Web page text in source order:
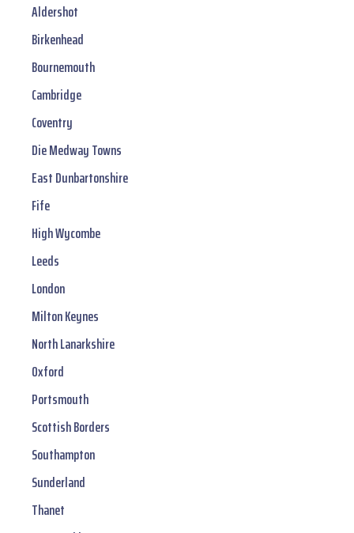
Aldershot
Birkenhead
Bournemouth
Cambridge
Coventry
Die Medway Towns
East Dunbartonshire
Fife
High Wycombe
Leeds
London
Milton Keynes
North Lanarkshire
Oxford
Portsmouth
Scottish Borders
Southampton
Sunderland
Thanet